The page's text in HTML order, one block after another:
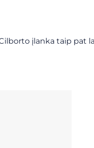
įlanka taip pat